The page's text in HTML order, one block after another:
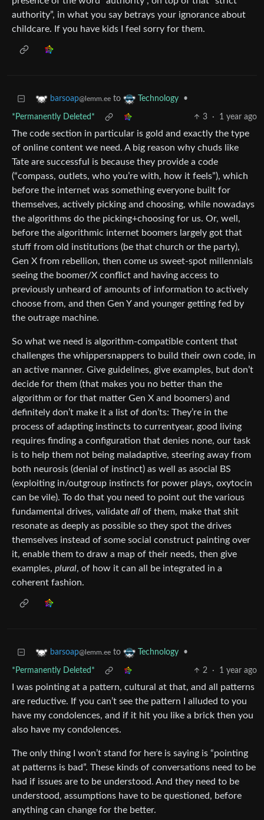
authority”, in what you say betrays your ignorance about
childcare. If you have kids I feel sorry for them.
barsoap@lemm.ee to Technology •
*Permanently Deleted* 3 · 1 year ago
The code section in particular is gold and exactly the type
of online content we need. A big reason why chuds like
Tate are successful is because they provide a code
(“compass, outlets, who you’re with, how it feels”), which
before the internet was something everyone built for
themselves, actively picking and choosing, while nowadays
the algorithms do the picking+choosing for us. Or, well,
before the algorithmic internet boomers largely got that
stuff from old institutions (be that church or the party),
Gen X from rebellion, then come us sweet-spot millennials
seeing the boomer/X conflict and having access to
previously unheard of amounts of information to actively
choose from, and then Gen Y and younger getting fed by
the outrage machine.
So what we need is algorithm-compatible content that
challenges the whippersnappers to build their own code, in
an active manner. Give guidelines, give examples, but don’t
decide for them (that makes you no better than the
algorithm or for that matter Gen X and boomers) and
definitely don’t make it a list of don’ts: They’re in the
process of adapting instincts to currentyear, good living
requires finding a configuration that denies none, our task
is to help them not being maladaptive, steering away from
both neurosis (denial of instinct) as well as asocial BS
(exploiting in/outgroup instincts for power plays, oxytocin
can be vile). To do that you need to point out the various
fundamental drives, validate all of them, make that shit
resonate as deeply as possible so they spot the drives
themselves instead of some social construct painting over
it, enable them to draw a map of their needs, then give
examples, plural, of how it can all be integrated in a
coherent fashion.
barsoap@lemm.ee to Technology •
*Permanently Deleted* 2 · 1 year ago
I was pointing at a pattern, cultural at that, and all patterns
are reductive. If you can’t see the pattern I alluded to you
have my condolences, and if it hit you like a brick then you
also have my condolences.
The only thing I won’t stand for here is saying is “pointing
at patterns is bad”. These kinds of conversations need to be
had if issues are to be understood. And they need to be
understood, assumptions have to be questioned, before
anything can change for the better.